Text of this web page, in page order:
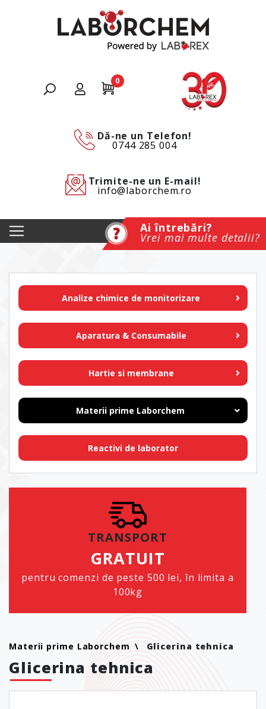
Dă-ne un Telefon!
0744 285 004
Trimite-ne un E-mail!
info@laborchem.ro
0
Ai întrebări?
Vrei mai multe detalii?
Analize chimice de monitorizare
Aparatura & Consumabile
Hartie si membrane
Materii prime Laborchem
Reactivi de laborator
TRANSPORT
GRATUIT
pentru comenzi de peste 500 lei, în limita a
100kg
Materii prime Laborchem Glicerina tehnica
Glicerina tehnica